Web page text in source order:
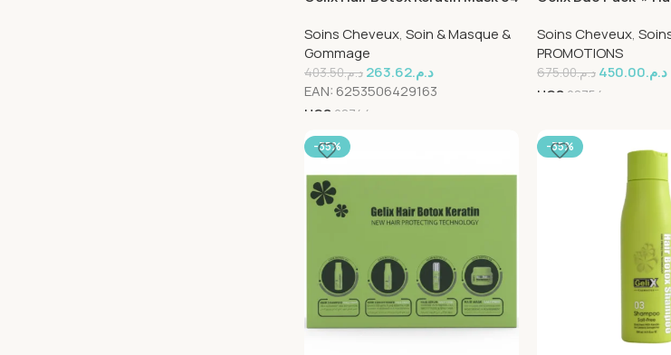
Soins Cheveux, Soin & Masque &
Gommage
د.م.403.50 د.م.263.62
EAN: 6253506429163
UGS 28744
Keratin 02″
Soins Cheveux,
PROMOTIONS
د.م.675.00 د.م.450.00
UGS 28754
-35% -35%